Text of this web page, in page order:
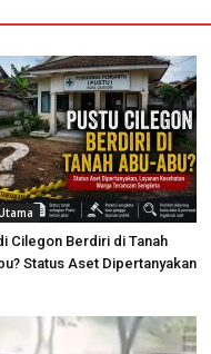
Cilegon Berdiri di Tanah
Status Aset Dipertanyakan